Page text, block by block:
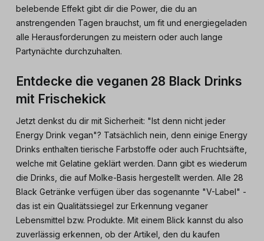
belebende Effekt gibt dir die Power, die du an
anstrengenden Tagen brauchst, um fit und energiegeladen
alle Herausforderungen zu meistern oder auch lange
Partynächte durchzuhalten.
Entdecke die veganen 28 Black Drinks
mit Frischekick
Jetzt denkst du dir mit Sicherheit: "Ist denn nicht jeder
Energy Drink vegan"? Tatsächlich nein, denn einige Energy
Drinks enthalten tierische Farbstoffe oder auch Fruchtsäfte,
welche mit Gelatine geklärt werden. Dann gibt es wiederum
die Drinks, die auf Molke-Basis hergestellt werden. Alle 28
Black Getränke verfügen über das sogenannte "V-Label" -
das ist ein Qualitätssiegel zur Erkennung veganer
Lebensmittel bzw. Produkte. Mit einem Blick kannst du also
zuverlässig erkennen, ob der Artikel, den du kaufen